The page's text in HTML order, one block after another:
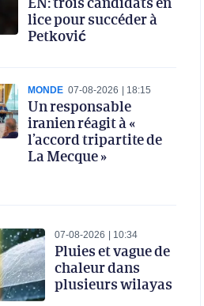
lice pour succéder à
Petković
MONDE 07-08-2026 18:15
Un responsable
iranien réagit à «
l’accord tripartite de
La Mecque »
07-08-2026 10:34
Pluies et vague de
chaleur dans
plusieurs wilayas